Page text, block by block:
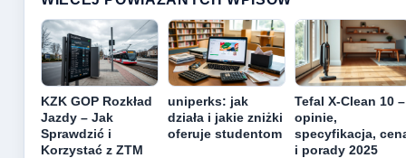
KZK GOP Rozkład
Jazdy – Jak
Sprawdzić i
Korzystać z ZTM
uniperks: jak
działa i jakie zniżki
oferuje studentom
Tefal X-Clean 10 –
opinie,
specyfikacja,
i porady 2025